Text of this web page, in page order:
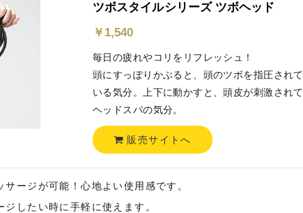
ツボスタイルシリーズ ツボヘッド
￥ 1,540
毎日の疲れやコリをリフレッシュ！
頭にすっぽりかぶると、頭のツボを指圧されて
いる気分。上下に動かすと、頭皮が刺激されて
ヘッドスパの気分。
販売サイトへ
ージが可能！心地よい使用感です。
したい時に手軽に使えます。